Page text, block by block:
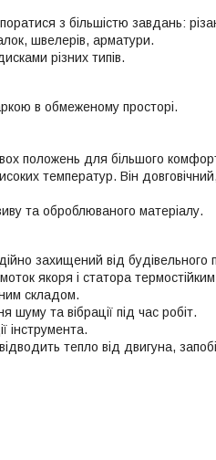
з більшістю завдань:
швелерів, арматури.
різних типів.
в обмеженому просторі.
положень для більшого
температур. Він
та оброблюваного матеріалу.
захищений від будівельного
якоря і статора
складом.
шуму та вібрації під час робіт.
інструмента.
тепло від двигуна,